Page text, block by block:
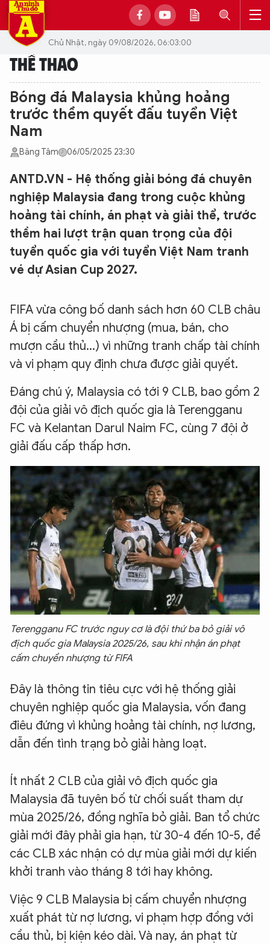
Chủ Nhật, ngày 09/08/2026, 06:03:00
THỂ THAO
Bóng đá Malaysia khủng hoảng
trước thềm quyết đấu tuyển Việt
Nam
Băng Tâm 06/05/2025 23:30
ANTD.VN - Hệ thống giải bóng đá chuyên
nghiệp Malaysia đang trong cuộc khủng
hoảng tài chính, án phạt và giải thể, trước
thềm hai lượt trận quan trọng của đội
tuyển quốc gia với tuyển Việt Nam tranh
vé dự Asian Cup 2027.
FIFA vừa công bố danh sách hơn 60 CLB châu
Á bị cấm chuyển nhượng (mua, bán, cho
mượn cầu thủ...) vì những tranh chấp tài chính
và vi phạm quy định chưa được giải quyết.
Đáng chú ý, Malaysia có tới 9 CLB, bao gồm 2
đội của giải vô địch quốc gia là Terengganu
FC và Kelantan Darul Naim FC, cùng 7 đội ở
giải đấu cấp thấp hơn.
Terengganu FC trước nguy cơ là đội thứ ba bỏ giải vô
địch quốc gia Malaysia 2025/26, sau khi nhận án phạt
cấm chuyển nhượng từ FIFA
Đây là thông tin tiêu cực với hệ thống giải
chuyên nghiệp quốc gia Malaysia, vốn đang
điêu đứng vì khủng hoảng tài chính, nợ lương,
dẫn đến tình trạng bỏ giải hàng loạt.
Ít nhất 2 CLB của giải vô địch quốc gia
Malaysia đã tuyên bố từ chối suất tham dự
mùa 2025/26, đồng nghĩa bỏ giải. Ban tổ chức
giải mới đây phải gia hạn, từ 30-4 đến 10-5, để
các CLB xác nhận có dự mùa giải mới dự kiến
khởi tranh vào tháng 8 tới hay không.
Việc 9 CLB Malaysia bị cấm chuyển nhượng
xuất phát từ nợ lương, vi phạm hợp đồng với
cầu thủ, bị kiện kéo dài. Và nay, án phạt từ